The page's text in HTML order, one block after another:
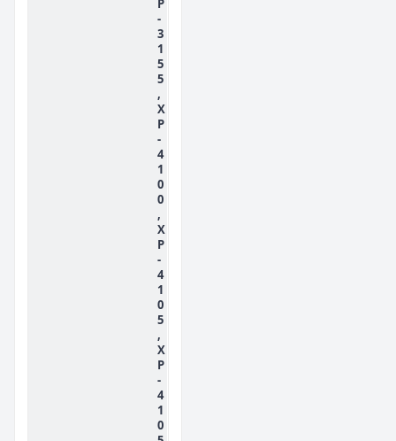
P
-
3
1
5
5
,
X
P
-
4
1
0
0
,
X
P
-
4
1
0
5
,
X
P
-
4
1
0